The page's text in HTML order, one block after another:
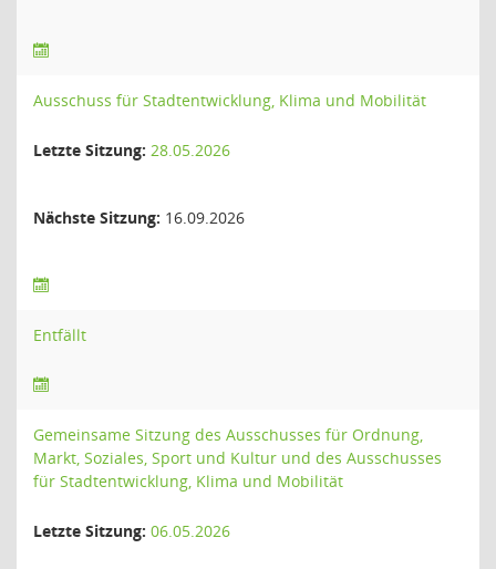
Ausschuss für Stadtentwicklung, Klima und Mobilität
Letzte Sitzung: 28.05.2026
Nächste Sitzung: 16.09.2026
Entfällt
Gemeinsame Sitzung des Ausschusses für Ordnung,
Markt, Soziales, Sport und Kultur und des Ausschusses
für Stadtentwicklung, Klima und Mobilität
Letzte Sitzung: 06.05.2026